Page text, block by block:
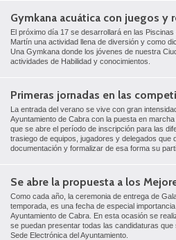
Gymkana acuática con juegos y
El próximo día 17 se desarrollará en las
Martín una actividad llena de diversión y como
Una Gymkana donde los jóvenes de nuestra
actividades de Habilidad y conocimientos.
Primeras jornadas en las
La entrada del verano se vive con gran
Ayuntamiento de Cabra con la puesta en
que se abre el período de inscripción para las
trasiego de equipos, jugadores y delegados que
documentación y formalizar de esa forma su
Se abre la propuesta a los
Como cada año, la ceremonia de entrega de
temporada, es una fecha de especial
Ayuntamiento de Cabra. En esta ocasión se
se puedan presentar todas las candidaturas
Sede Electrónica del Ayuntamiento.